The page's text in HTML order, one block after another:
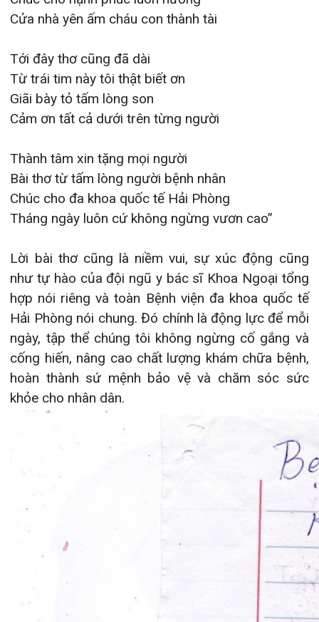
ngày, tập thể chúng tôi không ngừng cố gắng và
cống hiến, nâng cao chất lượng khám chữa bệnh,
khỏe cho nhân dân.